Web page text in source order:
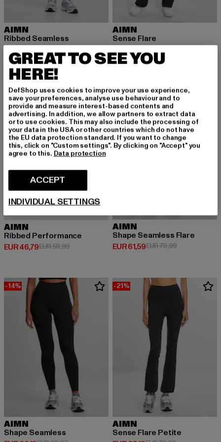
AIMN
Ribbed Seamless
EUR 47,99
Huidige prijs: EUR 47,99Actieprijs: EUR 59,99
AIMN
Sense Flare
EUR 57,59
Actieprijs:
-22%
AIMN
Ribbed Performance
EUR 46,79
Huidige prijs: EUR 46,79
EUR 59,99Actieprijs: EUR 59,99
-23%
AIMN
Shape Seamless Flare
EUR 61,59
Huidige prijs: EUR 61,59
EUR 79,99Actieprijs:
-14%
AIMN
Shape Seamless
-21%
AIMN
Sense Flare Petite
GREAT TO SEE YOU
HERE!
DefShop uses cookies to improve your use experience,
save your preferences, analyse use behaviour and to
provide and measure interest-based contents and
advertising. In addition, we allow partners to extract data
or to use cookies. This may also include the processing of
your data in the USA or other countries which do not have
the EU data protection standard. If you want to change
this, click on "Custom settings". By clicking on "Accept" you
agree to this. Data protection
ACCEPT
INDIVIDUAL SETTINGS